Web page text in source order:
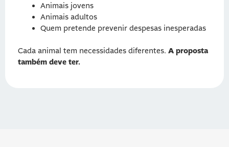
Animais jovens
Animais adultos
Quem pretende prevenir despesas inesperadas
Cada animal tem necessidades diferentes. A proposta
também deve ter.